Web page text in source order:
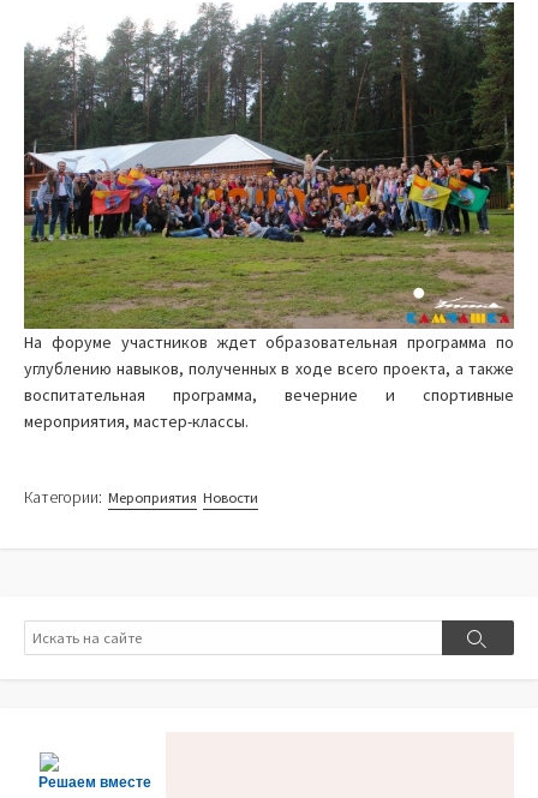
На форуме участников ждет образовательная программа по
углублению навыков, полученных в ходе всего проекта, а также
воспитательная программа, вечерние и спортивные
мероприятия, мастер-классы.
Категории: Мероприятия Новости
Поиск
Поиск
Решаем вместе